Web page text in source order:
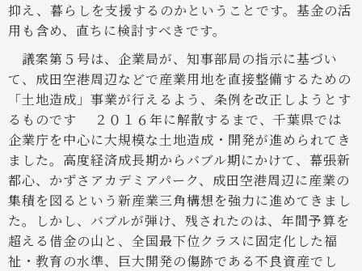
抑え、暮らしを支援するのかということです。基金の活
用も含め、直ちに検討すべきです。
議案第５号は、企業局が、知事部局の指示に基づい
て、成田空港周辺などで産業用地を直接整備するための
「土地造成」事業が行えるよう、条例を改正しようとす
るものです
２０１６年に解散するまで、千葉県では
企業庁を中心に大規模な土地造成・開発が進められてき
ました。高度経済成長期からバブル期にかけて、幕張新
都心、かずさアカデミアパーク、成田空港周辺に産業の
集積を図るという新産業三角構想を強力に進めてきまし
た。しかし、バブルが弾け、残されたのは、年間予算を
超える借金の山と、全国最下位クラスに固定化した福
祉・教育の水準、巨大開発の傷跡である不良資産でし